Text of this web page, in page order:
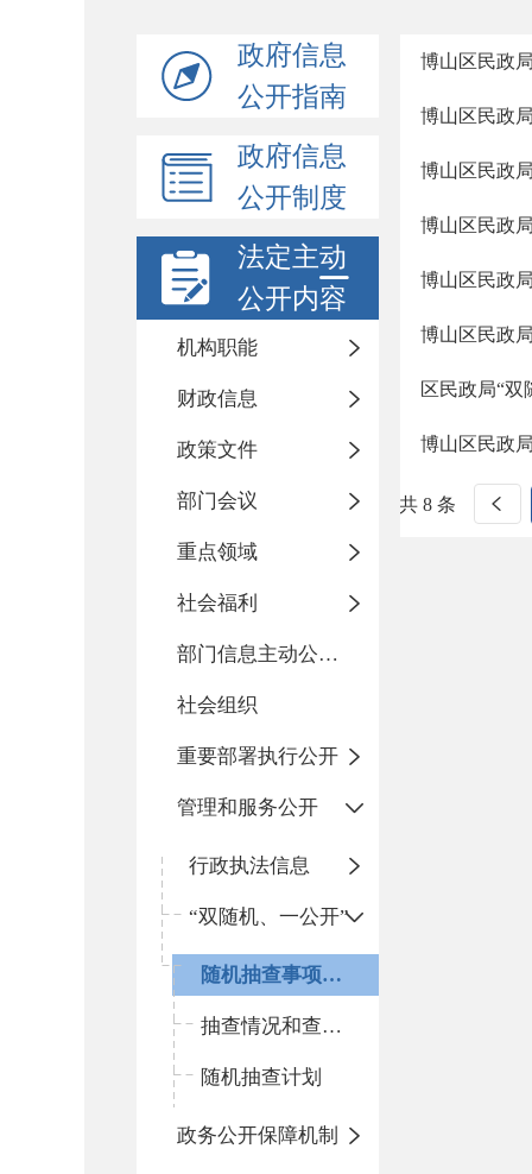
政府信息
公开指南
政府信息
公开制度
法定主动
公开内容
机构职能
财政信息
政策文件
部门会议
重点领域
社会福利
部门信息主动公开基本目录
社会组织
重要部署执行公开
管理和服务公开
行政执法信息
“双随机、一公开”
随机抽查事项清单
抽查情况和查处结果
随机抽查计划
政务公开保障机制
博山区民政
博山区民政
博山区民政
博山区民政
博山区民政
博山区民政
区民政局“双
博山区民政
共 8 条